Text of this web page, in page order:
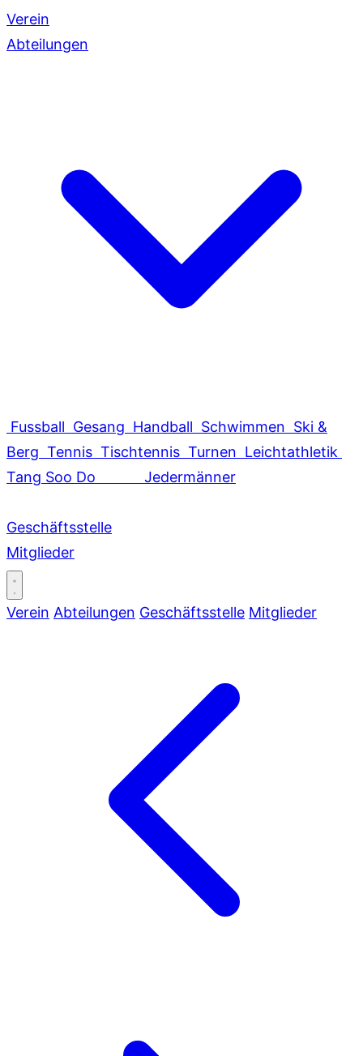
Verein
Abteilungen
Fussball Gesang Handball Schwimmen Ski &
Berg Tennis Tischtennis Turnen Leichtathletik
Tang Soo Do
Jedermänner
Geschäftsstelle
Mitglieder
Verein Abteilungen Geschäftsstelle Mitglieder